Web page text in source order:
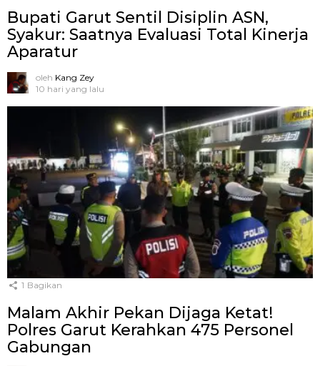
Bupati Garut Sentil Disiplin ASN,
Syakur: Saatnya Evaluasi Total Kinerja
Aparatur
oleh Kang Zey
10 hari yang lalu
1 Bagikan
Malam Akhir Pekan Dijaga Ketat!
Polres Garut Kerahkan 475 Personel
Gabungan